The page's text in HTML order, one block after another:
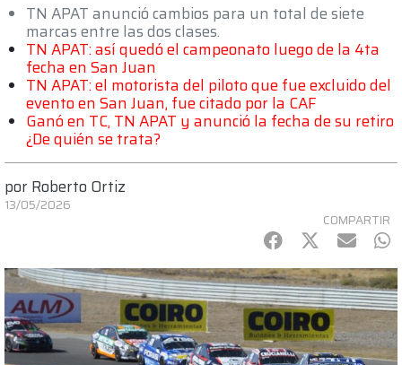
TN APAT anunció cambios para un total de siete
marcas entre las dos clases.
TN APAT: así quedó el campeonato luego de la 4ta
fecha en San Juan
TN APAT: el motorista del piloto que fue excluido del
evento en San Juan, fue citado por la CAF
Ganó en TC, TN APAT y anunció la fecha de su retiro
¿De quién se trata?
por Roberto Ortiz
13/05/2026
COMPARTIR
Facebook
Twitter
mail